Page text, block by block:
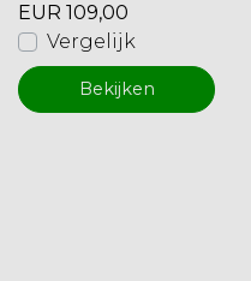
EUR 109,00
Vergelijk
Bekijken